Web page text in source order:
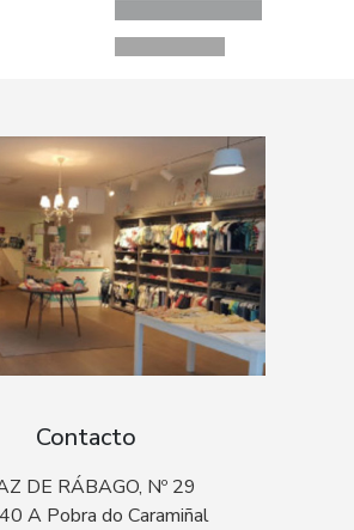
Contacto
DE RÁBAGO, Nº 29
A Pobra do Caramiñal